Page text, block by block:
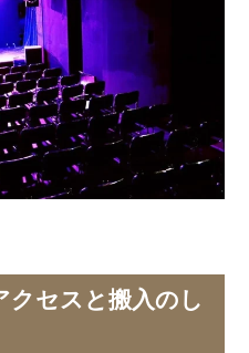
クセスと搬入のし